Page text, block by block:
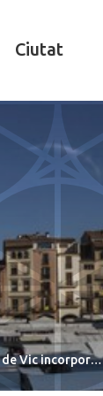
Ciutat
de Vic incorpor…